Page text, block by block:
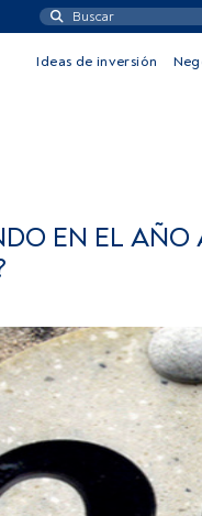
Ideas de inversión
EN EL